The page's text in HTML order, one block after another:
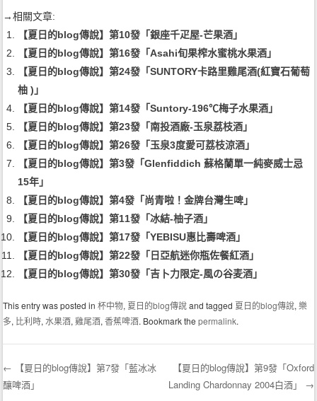
→相關文章:
【夏日的blog傳說】第10發「銀座千疋屋-芒果酒」
【夏日的blog傳說】第16發「Asahi旬果榨水蜜桃水果酒」
【夏日的blog傳說】第24發「SUNTORY卡路里雞尾酒(紅寶石葡萄
柚 )」
【夏日的blog傳說】第14發「Suntory-196℃梅子水果酒」
【夏日的blog傳說】第23發「南投酒廠-玉泉荔枝酒」
【夏日的blog傳說】第26發「玉泉3度愛可荔枝涼酒」
【夏日的blog傳說】第3發「Glenfiddich 蘇格蘭單一純麥威士忌
15年」
【夏日的blog傳說】第4發「尚青啦！金牌台灣生啤」
【夏日的blog傳說】第11發「冰結-柚子酒」
【夏日的blog傳說】第17發「YEBISU惠比壽啤酒」
【夏日的blog傳說】第22發「日亞航迷你瓶佐餐紅酒」
【夏日的blog傳說】第30發「吉卜力限定-風の谷麦酒」
This entry was posted in杯中物, 夏日的blog傳說and tagged 夏日的blog傳說,樂
多, 比利時,水果酒,雞尾酒,香蕉啤酒. Bookmark thepermalink.
Post navigation
← 【夏日的blog傳說】第7發「藍冰冰
釀啤酒」
【夏日的blog傳說】第9發「Oxford
Landing Chardonnay 2004白酒」 →